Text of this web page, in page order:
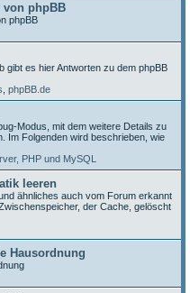
von phpBB
phpBB
gibt es hier Antworten zu dem phpBB
phpBB.de
Modus, mit dem weitere Details zu
Im Folgenden wird beschrieben, wie
PHP und MySQL
leeren
ähnliches auch vom Forum erkannt
der Cache, gelöscht
Hausordnung